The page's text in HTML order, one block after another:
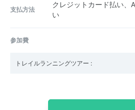
支払方法
クレジットカード払い、
い
参加費
トレイルランニングツアー :